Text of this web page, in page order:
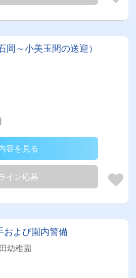
～小美玉間の送迎）
容を見る
イン応募
および園内警備
幼稚園